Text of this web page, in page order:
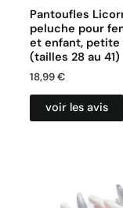
Pantoufles
peluche pour
et enfant, petite
(tailles 28 au 41)
18,99€
voir les avis